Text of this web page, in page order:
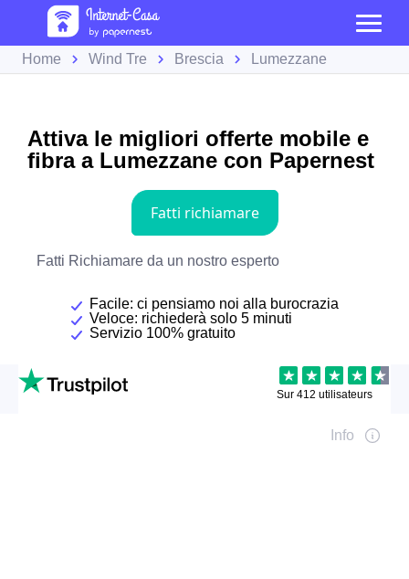
Home Wind Tre Brescia Lumezzane